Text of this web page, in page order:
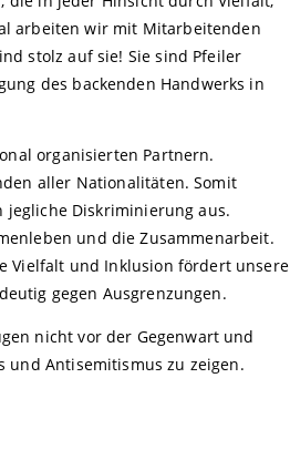
arbeiten wir mit Mitarbeitenden
stolz auf sie! Sie sind Pfeiler
des backenden Handwerks in
organisierten Partnern.
aller Nationalitäten. Somit
jegliche Diskriminierung aus.
und die Zusammenarbeit.
Vielfalt und Inklusion fördert unsere
gegen Ausgrenzungen.
nicht vor der Gegenwart und
und Antisemitismus zu zeigen.